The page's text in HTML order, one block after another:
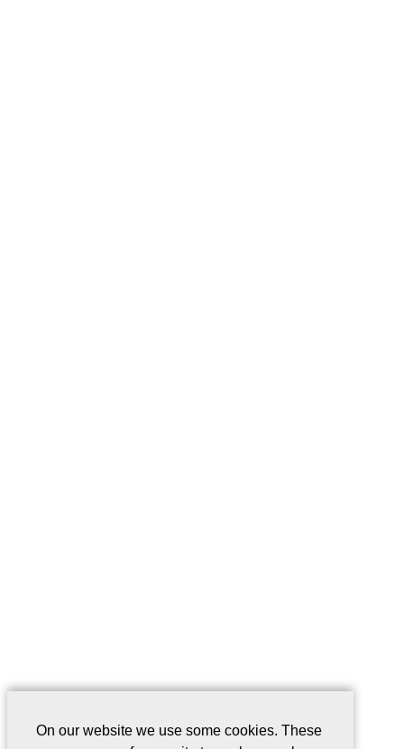
On our website we use some cookies. These